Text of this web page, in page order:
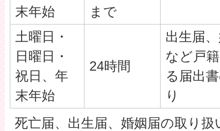
末年始
まで
土曜日・
日曜日・
祝日、年
末年始
24時間
出生届
など戸
る届出
り
死亡届、出生届、婚姻届の取り